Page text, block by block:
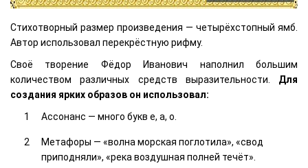
Стихотворный размер произведения — четырёхстопный ямб.
Автор использовал перекрёстную рифму.
Своё творение Фёдор Иванович наполнил большим
количеством различных средств выразительности. Для
создания ярких образов он использовал:
Ассонанс — много букв е, а, о.
Метафоры — «волна морская поглотила», «свод
приподняли», «река воздушная полней течёт».